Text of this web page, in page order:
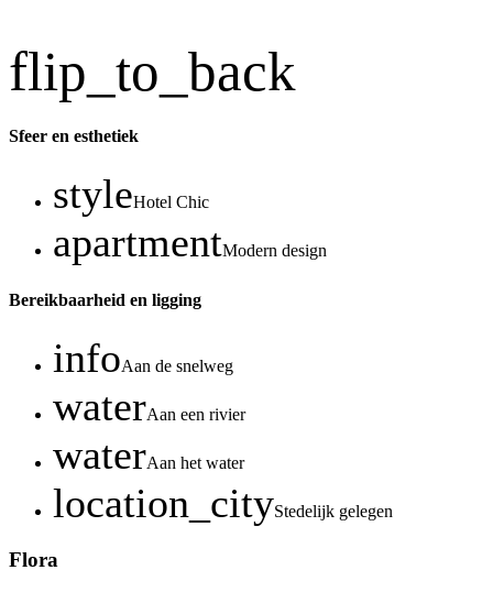
flip_to_back
Sfeer en esthetiek
styleHotel Chic
apartmentModern design
Bereikbaarheid en ligging
infoAan de snelweg
waterAan een rivier
waterAan het water
location_cityStedelijk gelegen
Flora